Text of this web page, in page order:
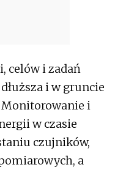
celów i zadań
i w gruncie
i
w czasie
czujników,
a